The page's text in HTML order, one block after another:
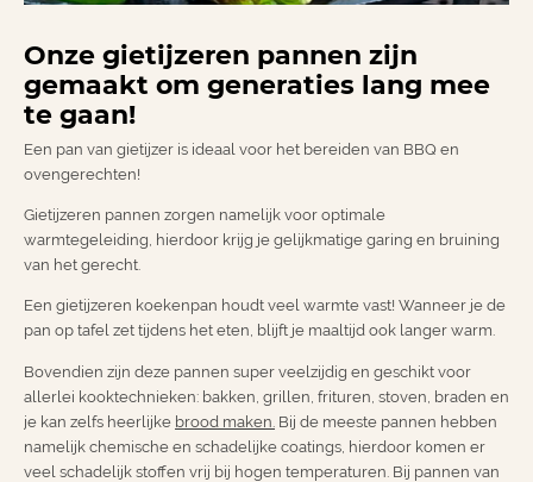
Onze gietijzeren pannen zijn
gemaakt om generaties lang mee
te gaan!
Een pan van gietijzer is ideaal voor het bereiden van BBQ en
ovengerechten!
Gietijzeren pannen zorgen namelijk voor optimale
warmtegeleiding, hierdoor krijg je gelijkmatige garing en bruining
van het gerecht.
Een gietijzeren koekenpan houdt veel warmte vast! Wanneer je de
pan op tafel zet tijdens het eten, blijft je maaltijd ook langer warm.
Bovendien zijn deze pannen super veelzijdig en geschikt voor
allerlei kooktechnieken: bakken, grillen, frituren, stoven, braden en
je kan zelfs heerlijke brood maken. Bij de meeste pannen hebben
namelijk chemische en schadelijke coatings, hierdoor komen er
veel schadelijk stoffen vrij bij hogen temperaturen. Bij pannen van